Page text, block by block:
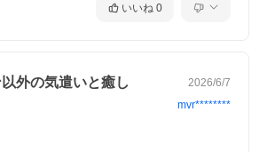
いいね 0
外の気遣いと癒し 2026/6/7
mvr********